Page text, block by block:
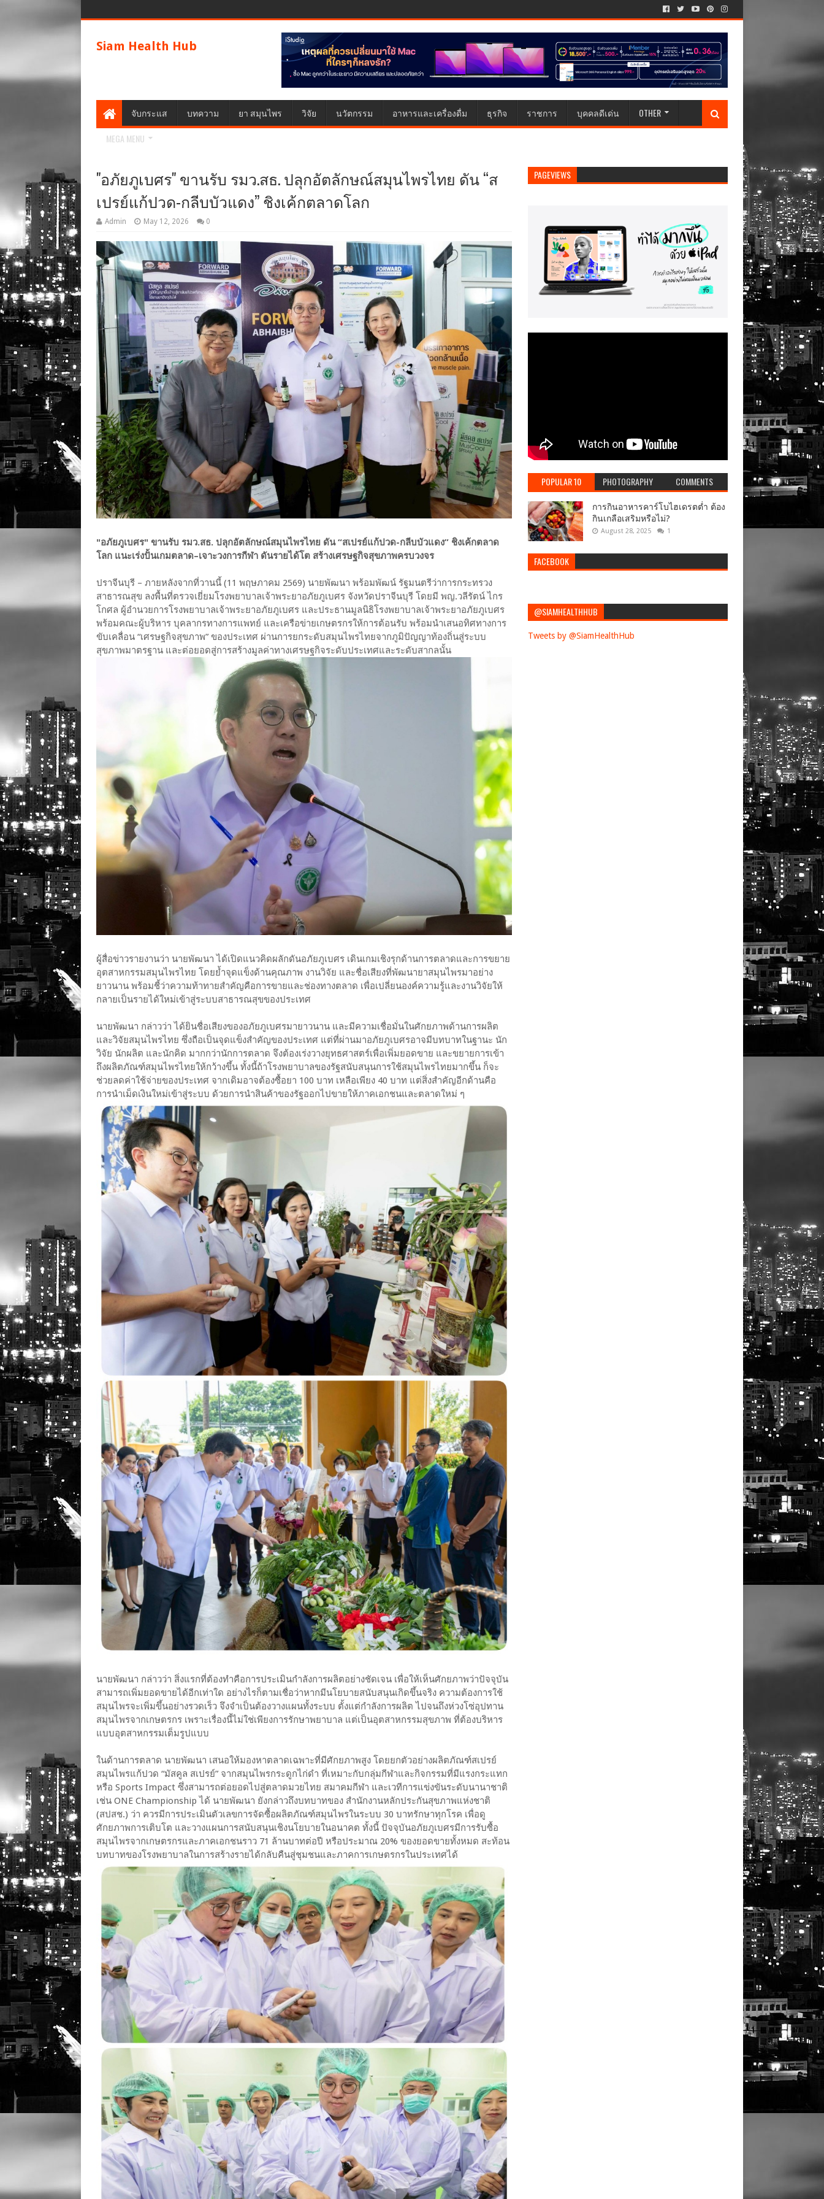
Siam Health Hub
จับกระแส บทความ ยา สมุนไพร วิจัย นวัตกรรม อาหารและเครื่องดื่ม ธุรกิจ ราชการ บุคคลดีเด่น
OTHER
MEGA MENU
"อภัยภูเบศร" ขานรับ รมว.สธ. ปลุกอัตลักษณ์สมุนไพรไทย ดัน “ส
เปรย์แก้ปวด-กลีบบัวแดง” ชิงเค้กตลาดโลก
Admin May 12, 2026 0
"อภัยภูเบศร" ขานรับ รมว.สธ. ปลุกอัตลักษณ์สมุนไพรไทย ดัน “สเปรย์แก้ปวด-กลีบบัวแดง” ชิงเค้กตลาด
โลก แนะเร่งปั้นเกมตลาด–เจาะวงการกีฬา ดันรายได้โต สร้างเศรษฐกิจสุขภาพครบวงจร
ปราจีนบุรี – ภายหลังจากที่วานนี้ (11 พฤษภาคม 2569) นายพัฒนา พร้อมพัฒน์ รัฐมนตรีว่าการกระทรวง
สาธารณสุข ลงพื้นที่ตรวจเยี่ยมโรงพยาบาลเจ้าพระยาอภัยภูเบศร จังหวัดปราจีนบุรี โดยมี พญ.วลีรัตน์ ไกร
โกศล ผู้อำนวยการโรงพยาบาลเจ้าพระยาอภัยภูเบศร และประธานมูลนิธิโรงพยาบาลเจ้าพระยาอภัยภูเบศร
พร้อมคณะผู้บริหาร บุคลากรทางการแพทย์ และเครือข่ายเกษตรกรให้การต้อนรับ พร้อมนำเสนอทิศทางการ
ขับเคลื่อน “เศรษฐกิจสุขภาพ” ของประเทศ ผ่านการยกระดับสมุนไพรไทยจากภูมิปัญญาท้องถิ่นสู่ระบบ
สุขภาพมาตรฐาน และต่อยอดสู่การสร้างมูลค่าทางเศรษฐกิจระดับประเทศและระดับสากลนั้น
ผู้สื่อข่าวรายงานว่า นายพัฒนา ได้เปิดแนวคิดผลักดันอภัยภูเบศร เดินเกมเชิงรุกด้านการตลาดและการขยาย
อุตสาหกรรมสมุนไพรไทย โดยย้ำจุดแข็งด้านคุณภาพ งานวิจัย และชื่อเสียงที่พัฒนายาสมุนไพรมาอย่าง
ยาวนาน พร้อมชี้ว่าความท้าทายสำคัญคือการขายและช่องทางตลาด เพื่อเปลี่ยนองค์ความรู้และงานวิจัยให้
กลายเป็นรายได้ใหม่เข้าสู่ระบบสาธารณสุขของประเทศ
นายพัฒนา กล่าวว่า ได้ยินชื่อเสียงของอภัยภูเบศรมายาวนาน และมีความเชื่อมั่นในศักยภาพด้านการผลิต
และวิจัยสมุนไพรไทย ซึ่งถือเป็นจุดแข็งสำคัญของประเทศ แต่ที่ผ่านมาอภัยภูเบศรอาจมีบทบาทในฐานะ นัก
วิจัย นักผลิต และนักคิด มากกว่านักการตลาด จึงต้องเร่งวางยุทธศาสตร์เพื่อเพิ่มยอดขาย และขยายการเข้า
ถึงผลิตภัณฑ์สมุนไพรไทยให้กว้างขึ้น ทั้งนี้ถ้าโรงพยาบาลของรัฐสนับสนุนการใช้สมุนไพรไทยมากขึ้น ก็จะ
ช่วยลดค่าใช้จ่ายของประเทศ จากเดิมอาจต้องซื้อยา 100 บาท เหลือเพียง 40 บาท แต่สิ่งสำคัญอีกด้านคือ
การนำเม็ดเงินใหม่เข้าสู่ระบบ ด้วยการนำสินค้าของรัฐออกไปขายให้ภาคเอกชนและตลาดใหม่ ๆ
นายพัฒนา กล่าวว่า สิ่งแรกที่ต้องทำคือการประเมินกำลังการผลิตอย่างชัดเจน เพื่อให้เห็นศักยภาพว่าปัจจุบัน
สามารถเพิ่มยอดขายได้อีกเท่าใด อย่างไรก็ตามเชื่อว่าหากมีนโยบายสนับสนุนเกิดขึ้นจริง ความต้องการใช้
สมุนไพรจะเพิ่มขึ้นอย่างรวดเร็ว จึงจำเป็นต้องวางแผนทั้งระบบ ตั้งแต่กำลังการผลิต ไปจนถึงห่วงโซ่อุปทาน
สมุนไพรจากเกษตรกร เพราะเรื่องนี้ไม่ใช่เพียงการรักษาพยาบาล แต่เป็นอุตสาหกรรมสุขภาพ ที่ต้องบริหาร
แบบอุตสาหกรรมเต็มรูปแบบ
ในด้านการตลาด นายพัฒนา เสนอให้มองหาตลาดเฉพาะที่มีศักยภาพสูง โดยยกตัวอย่างผลิตภัณฑ์สเปรย์
สมุนไพรแก้ปวด “มัสคูล สเปรย์” จากสมุนไพรกระดูกไก่ดำ ที่เหมาะกับกลุ่มกีฬาและกิจกรรมที่มีแรงกระแทก
หรือ Sports Impact ซึ่งสามารถต่อยอดไปสู่ตลาดมวยไทย สมาคมกีฬา และเวทีการแข่งขันระดับนานาชาติ
เช่น ONE Championship ได้ นายพัฒนา ยังกล่าวถึงบทบาทของ สำนักงานหลักประกันสุขภาพแห่งชาติ
(สปสช.) ว่า ควรมีการประเมินตัวเลขการจัดซื้อผลิตภัณฑ์สมุนไพรในระบบ 30 บาทรักษาทุกโรค เพื่อดู
ศักยภาพการเติบโต และวางแผนการสนับสนุนเชิงนโยบายในอนาคต ทั้งนี้ ปัจจุบันอภัยภูเบศรมีการรับซื้อ
สมุนไพรจากเกษตรกรและภาคเอกชนราว 71 ล้านบาทต่อปี หรือประมาณ 20% ของยอดขายทั้งหมด สะท้อน
บทบาทของโรงพยาบาลในการสร้างรายได้กลับคืนสู่ชุมชนและภาคการเกษตรกรในประเทศได้
PAGEVIEWS
POPULAR 10 PHOTOGRAPHY COMMENTS
การกินอาหารคาร์โบไฮเดรตต่ำ ต้อง
กินเกลือเสริมหรือไม่?
August 28, 2025 1
FACEBOOK
@SIAMHEALTHHUB
Tweets by @SiamHealthHub